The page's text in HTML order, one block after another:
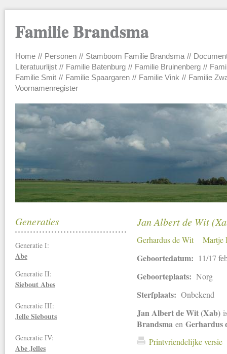
Familie Brandsma
Main menu
Home Personen Stamboom Familie Brandsma
Literatuurlijst
Familie Batenburg Familie Bruinenberg
Familie Smit
Familie Spaargaren Familie Vink
Familie
Voornamenregister
Jan Albert de Wit
Gerhardus de Wit Martje
Geboortedatum: 11/17
Geboorteplaats: Norg
Sterfplaats: Onbekend
Jan Albert de Wit (Xab)
Brandsma en Gerhardus
Printvriendelijke versie
Generaties
Generatie I:
Abe
Generatie II:
Siebout Abes
Generatie III:
Jelle Siebouts
Generatie IV:
Abe Jelles